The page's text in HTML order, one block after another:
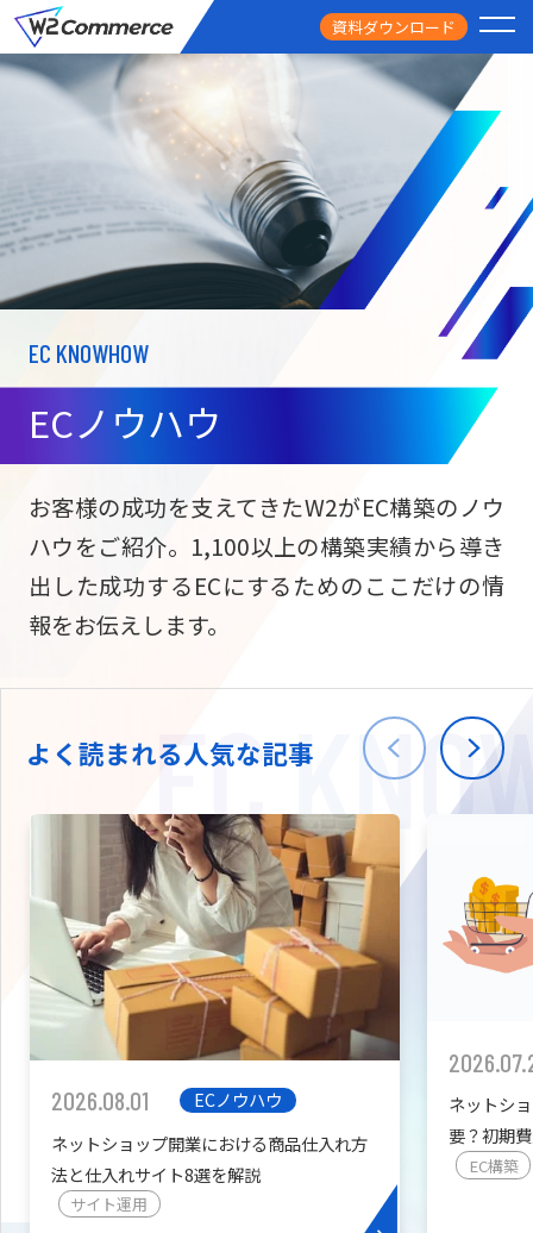
資料ダウンロード
サービス
ECサイト構築
サブスク/定期通販
ECサイト構築
海外進出・現地
W2
拡張プラグイン一覧
カスタマイズ開発
PRICE
料金
FEATURE
導入事例
USEFUL
お役立ち情報
NEWS
ニュース
会社情報
TW
EC KNOWHOW
ECノウハウ
お客様の成功を支えてきたW2がEC構築のノウ
ハウをご紹介。1,100以上の構築実績から導き
出した成功するECにするためのここだけの情
報をお伝えします。
よく読まれる人気な記事
2026.08.01
ECノウハウ
ネットショップ開業における商品仕入れ方
法と仕入れサイト8選を解説
サイト運用
ネットシ
要？初期
を紹介
EC構築